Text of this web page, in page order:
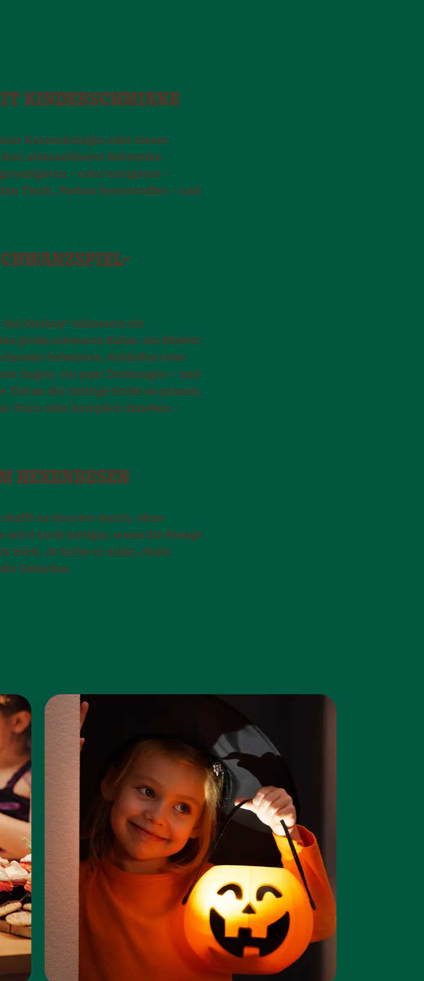
KINDERSCHMINKE
Katzenkönigin oder einem
abwaschbarer Schminke
– oder lustigsten –
Tisch, Farben bereitstellen – und
Donkey“ bekommt ein
große schwarze Katze, ein Skelett
Schwänze, Schleifen oder
Augen, ein paar Drehungen – und
Teil an die richtige Stelle zu pinnen.
Stirn oder komplett daneben –
HEXENBESEN
es drunter durch, ohne
wird noch lustiger, wenn die Stange
wird. Je tiefer er sinkt, desto
Gekicher.